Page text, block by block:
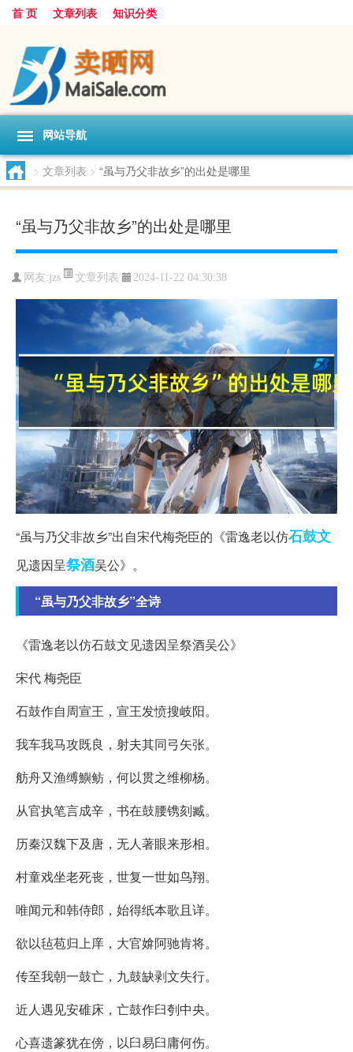
首 页 文章列表 知识分类
网站导航
> 文章列表 > “虽与乃父非故乡”的出处是哪里
“虽与乃父非故乡”的出处是哪里
网友:jzs 文章列表 2024-11-22 04:30:38
“虽与乃父非故乡”出自宋代梅尧臣的《雷逸老以仿石鼓文
见遗因呈祭酒吴公》。
“虽与乃父非故乡”全诗
《雷逸老以仿石鼓文见遗因呈祭酒吴公》
宋代 梅尧臣
石鼓作自周宣王，宣王发愤搜岐阳。
我车我马攻既良，射夫其同弓矢张。
舫舟又渔缚鱮鲂，何以贯之维柳杨。
从官执笔言成辛，书在鼓腰镌刻臧。
历秦汉魏下及唐，无人著眼来形相。
村童戏坐老死丧，世复一世如鸟翔。
唯闻元和韩侍郎，始得纸本歌且详。
欲以毡苞归上庠，大官媕阿驰肯将。
传至我朝一鼓亡，九鼓缺剥文失行。
近人遇见安碓床，亡鼓作臼刳中央。
心喜遗篆犹在傍，以臼易臼庸何伤。